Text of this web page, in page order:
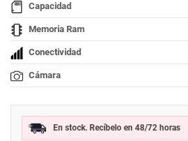
Capacidad
Memoria Ram
Conectividad
Cámara
En stock. Recíbelo en 48/72 horas